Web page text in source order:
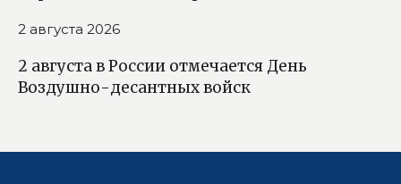
2 августа 2026
2 августа в России отмечается День
Воздушно-десантных войск